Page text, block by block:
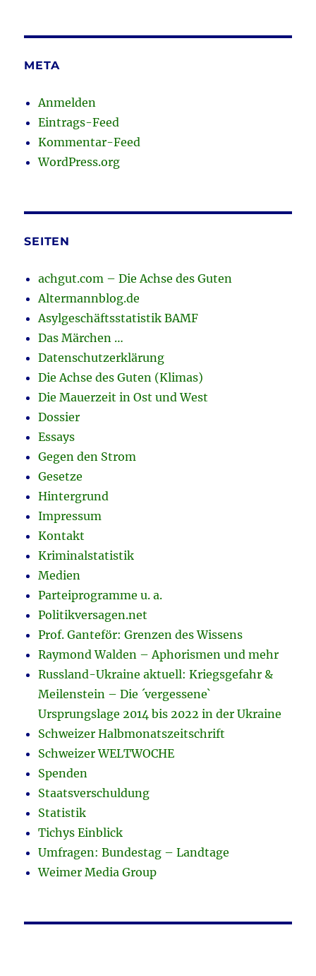
META
Anmelden
Eintrags-Feed
Kommentar-Feed
WordPress.org
SEITEN
achgut.com – Die Achse des Guten
Altermannblog.de
Asylgeschäftsstatistik BAMF
Das Märchen …
Datenschutzerklärung
Die Achse des Guten (Klimas)
Die Mauerzeit in Ost und West
Dossier
Essays
Gegen den Strom
Gesetze
Hintergrund
Impressum
Kontakt
Kriminalstatistik
Medien
Parteiprogramme u. a.
Politikversagen.net
Prof. Ganteför: Grenzen des Wissens
Raymond Walden – Aphorismen und mehr
Russland-Ukraine aktuell: Kriegsgefahr &
Meilenstein – Die ´vergessene`
Ursprungslage 2014 bis 2022 in der Ukraine
Schweizer Halbmonatszeitschrift
Schweizer WELTWOCHE
Spenden
Staatsverschuldung
Statistik
Tichys Einblick
Umfragen: Bundestag – Landtage
Weimer Media Group